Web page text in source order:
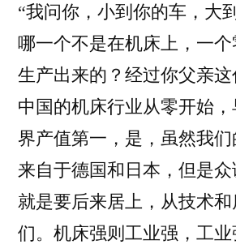
“我问你，小到你的车，大
哪一个不是在机床上，一
生产出来的？经过你父亲这
中国的机床行业从零开始
界产值第一，是，虽然我
来自于德国和日本，但是众
就是要后来居上，从技术
们。机床强则工业强，工